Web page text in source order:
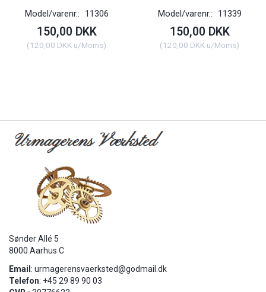
Model/varenr.: 11306
150,00 DKK
(120,00 DKK u/Moms)
Model/varenr.: 11339
150,00 DKK
(120,00 DKK u/Moms)
Sønder Allé 5
8000 Aarhus C
Email : urmagerensvaerksted@godmail.dk
Telefon: +45 29 89 90 03